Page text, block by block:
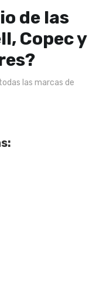
de las
Copec y
las marcas de